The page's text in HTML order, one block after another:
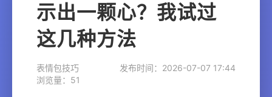
示出一颗心？我试过
这几种方法
表情包技巧
发布时间：2026-07-07 17:44
浏览量：51